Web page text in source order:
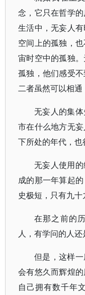
念，它只在哲学
生活中，无妄人
空间上的孤独，
宙时空中的孤独
孤独，他们感受不
二者虽然可以相通
无妄人的集
市在什么地方无
下所处的年代，也
无妄人使用
成的那一年算起
史极短，只有九十
在那之前的
人，有学问的人还
但是，这样
会有悠久而辉煌
自己拥有数千年